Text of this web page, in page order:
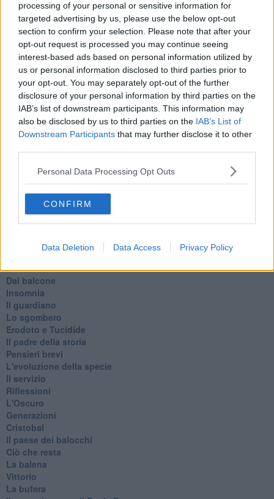
processing of your personal or sensitive information for
targeted advertising by us, please use the below opt-out
section to confirm your selection. Please note that after your
opt-out request is processed you may continue seeing
interest-based ads based on personal information utilized by
us or personal information disclosed to third parties prior to
your opt-out. You may separately opt-out of the further
disclosure of your personal information by third parties on the
IAB’s list of downstream participants. This information may
also be disclosed by us to third parties on the IAB’s List of
Downstream Participants that may further disclose it to other
Personal Data Processing Opt Outs
CONFIRM
Data Deletion Data Access Privacy Policy
Belle lettere
25 Aprile
Todo el bien, todo el mal
Silenzio
Le parole
​L’Australiana
Le stelle del jazz
Vita & morte
Auguri
Moro
Passanti
Fiamme
Confessioni autoreferenziali
Estate
Pensieri incoerenti
Dal balcone
Insomnia
Il guardiano
Lo sgombero
Erodoto e Tucidide
Il padre della storia
Pensieri brevi
L'evoluzione della specie
Il servizio
Riflessioni
L'Oscuro
Generazioni
Cristobal
Il paese dei balocchi
Ciò che resta
La balena
Vittorio
La bufera